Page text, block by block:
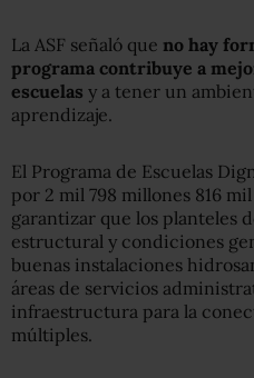
La ASF señaló que no hay
programa contribuye a
escuelas y a tener un
aprendizaje.
El Programa de Escuelas
por 2 mil 798 millones 816
garantizar que los planteles
estructural y condiciones
buenas instalaciones
áreas de servicios
infraestructura para la
múltiples.